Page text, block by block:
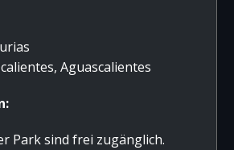
Aguascalientes
Park sind frei zugänglich.